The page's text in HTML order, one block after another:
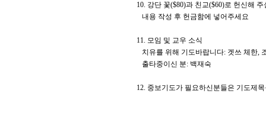
10. 강단 꽃($80)과 친교($60)로 헌신해
내용 작성 후 헌금함에 넣어주세요
11. 모임 및 교우 소식
치유를 위해 기도바랍니다: 겟쓰 체한,
출타중이신 분: 백재숙
12. 중보기도가 필요하신분들은 기도제